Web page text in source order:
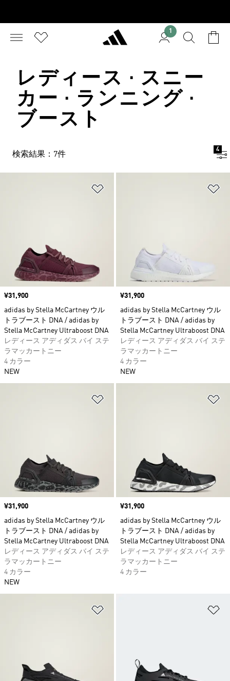
1
レディース · スニー
カー · ランニング ·
ブースト
検索結果：7件
4
価格
¥31,900
adidas by Stella McCartney ウル
トラブースト DNA / adidas by
Stella McCartney Ultraboost DNA
レディース アディダス バイ ステ
ラマッカートニー
4 カラー
NEW
価格
¥31,900
adidas by Stella McCartney ウル
トラブースト DNA / adidas by
Stella McCartney Ultraboost DNA
レディース アディダス バイ ステ
ラマッカートニー
4 カラー
NEW
価格
¥31,900
adidas by Stella McCartney ウル
トラブースト DNA / adidas by
Stella McCartney Ultraboost DNA
レディース アディダス バイ ステ
ラマッカートニー
4 カラー
NEW
価格
¥31,900
adidas by Stella McCartney ウル
トラブースト DNA / adidas by
Stella McCartney Ultraboost DNA
レディース アディダス バイ ステ
ラマッカートニー
4 カラー